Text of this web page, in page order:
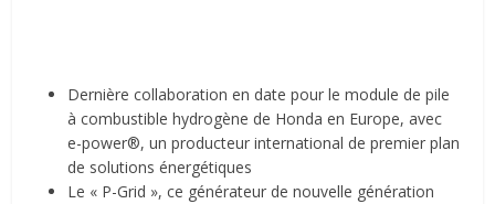
Dernière collaboration en date pour le module de pile
à combustible hydrogène de Honda en Europe, avec
e-power®, un producteur international de premier plan
de solutions énergétiques
Le « P-Grid », ce générateur de nouvelle génération